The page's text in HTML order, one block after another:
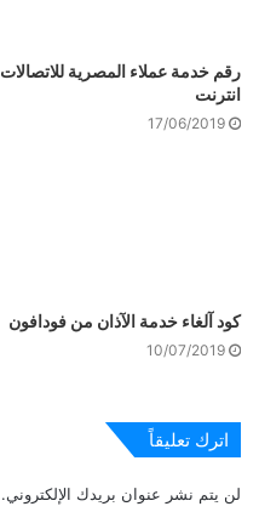
رقم خدمة عملاء المصرية للاتصالات
انترنت
17/06/2019
كود آلغاء خدمة الآذان من فودافون
10/07/2019
اترك تعليقاً
لن يتم نشر عنوان بريدك الإلكتروني.